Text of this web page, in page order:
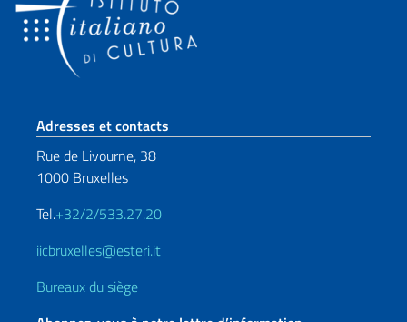
Section de pied de page
Adresses et contacts
Rue de Livourne, 38
1000 Bruxelles
Tel.+32/2/533.27.20
iicbruxelles@esteri.it
Bureaux du siège